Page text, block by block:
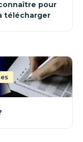
pour
télécharger